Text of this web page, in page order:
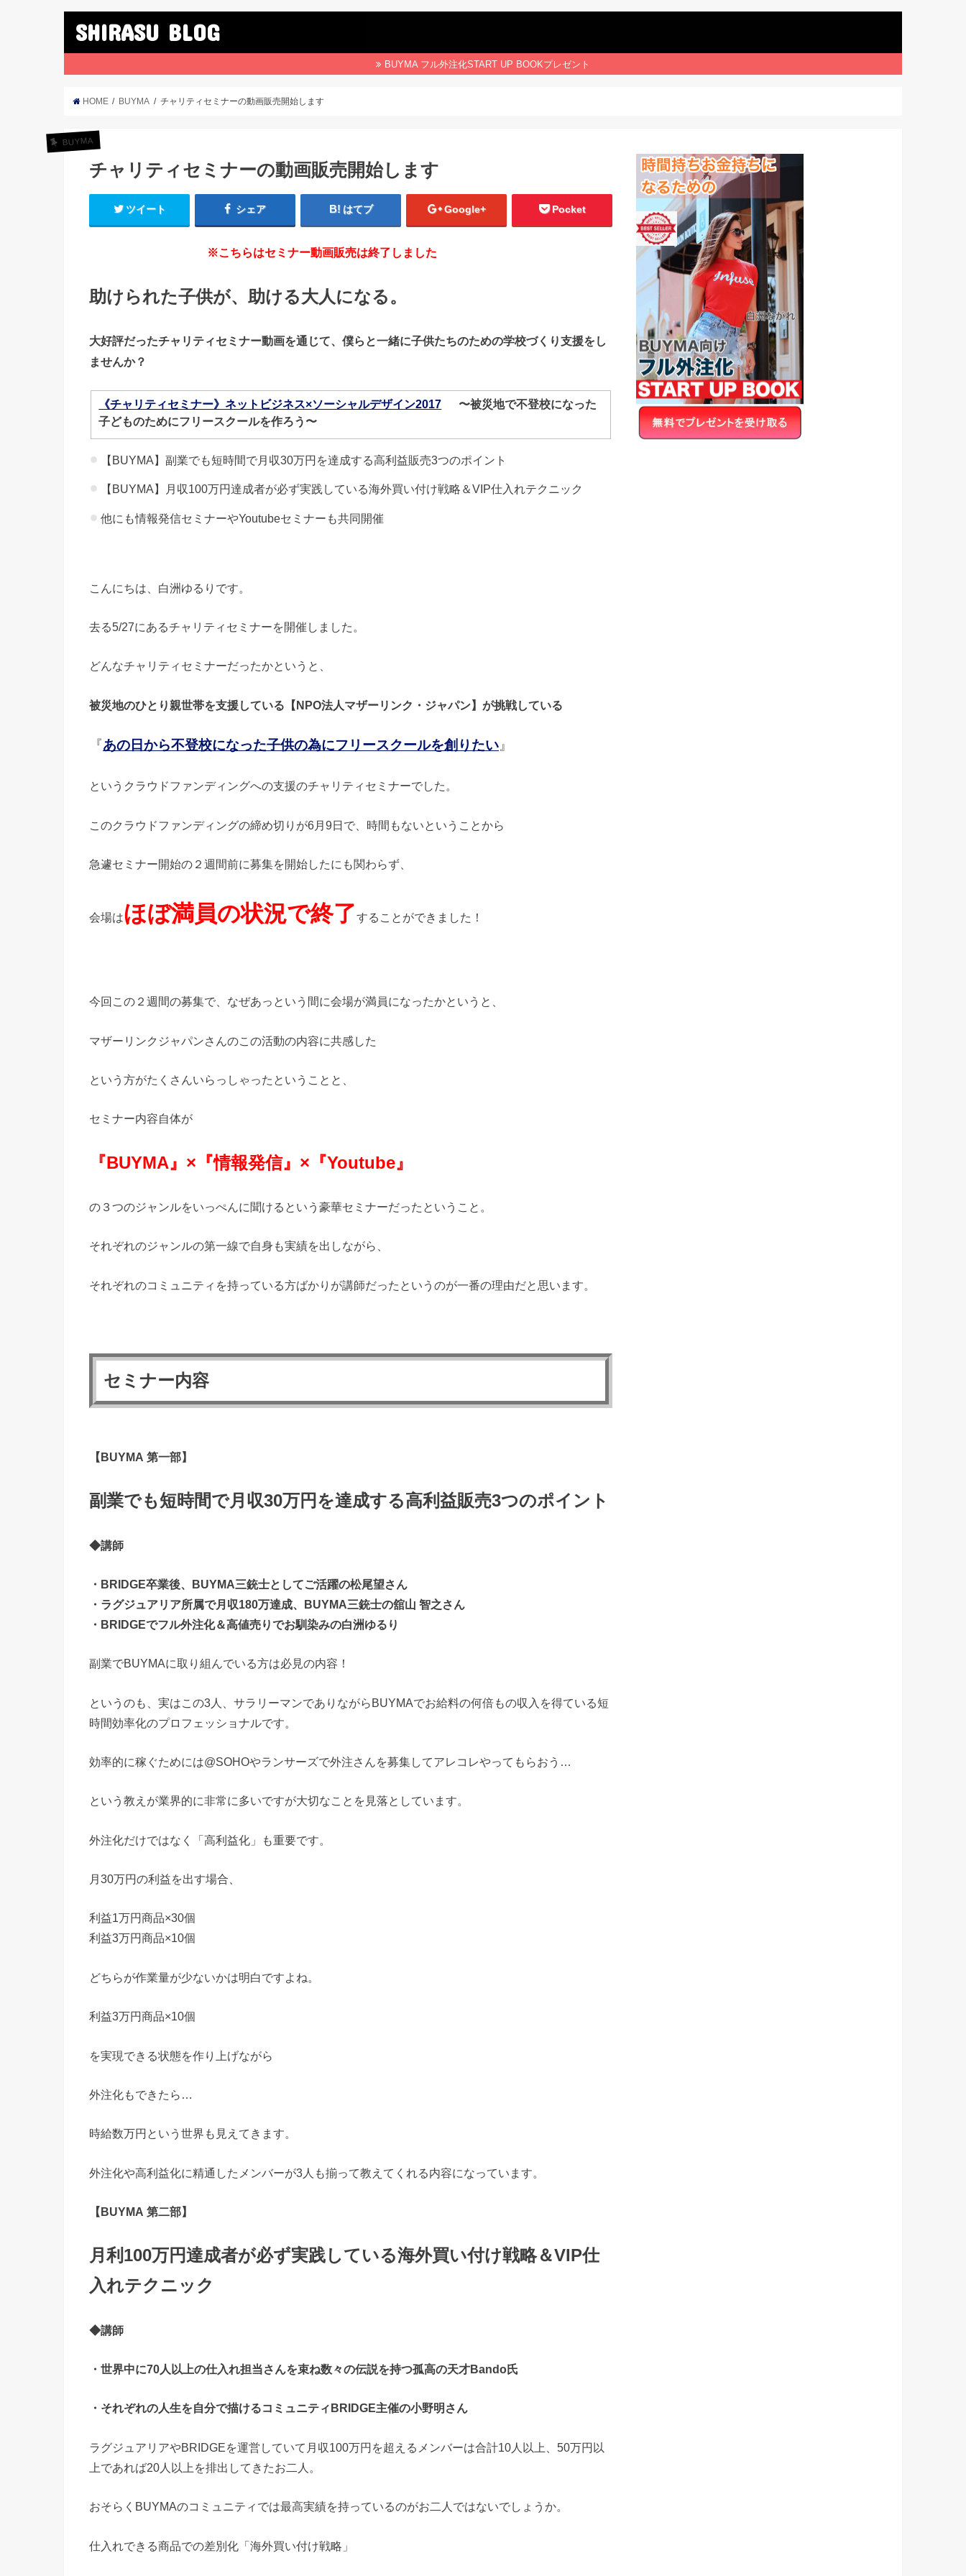
SHIRASU BLOG
BUYMA フル外注化START UP BOOKプレゼント
HOME BUYMA チャリティセミナーの動画販売開始します
BUYMA
チャリティセミナーの動画販売開始します
ツイート シェア はてブ Google+ Pocket
※こちらはセミナー動画販売は終了しました
助けられた子供が、助ける大人になる。
大好評だったチャリティセミナー動画を通じて、僕らと一緒に子供たちのための学校づくり支援をし
ませんか？
《チャリティセミナー》ネットビジネス×ソーシャルデザイン2017 〜被災地で不登校になった
子どものためにフリースクールを作ろう〜
【BUYMA】副業でも短時間で月収30万円を達成する高利益販売3つのポイント
【BUYMA】月収100万円達成者が必ず実践している海外買い付け戦略＆VIP仕入れテクニック
他にも情報発信セミナーやYoutubeセミナーも共同開催
こんにちは、白洲ゆるりです。
去る5/27にあるチャリティセミナーを開催しました。
どんなチャリティセミナーだったかというと、
被災地のひとり親世帯を支援している【NPO法人マザーリンク・ジャパン】が挑戦している
『あの日から不登校になった子供の為にフリースクールを創りたい 』
というクラウドファンディングへの支援のチャリティセミナーでした。
このクラウドファンディングの締め切りが6月9日で、時間もないということから
急遽セミナー開始の２週間前に募集を開始したにも関わらず、
会場はほぼ満員の状況で終了することができました！
今回この２週間の募集で、なぜあっという間に会場が満員になったかというと、
マザーリンクジャパンさんのこの活動の内容に共感した
という方がたくさんいらっしゃったということと、
セミナー内容自体が
『BUYMA』×『情報発信』×『Youtube』
の３つのジャンルをいっぺんに聞けるという豪華セミナーだったということ。
それぞれのジャンルの第一線で自身も実績を出しながら、
それぞれのコミュニティを持っている方ばかりが講師だったというのが一番の理由だと思います。
セミナー内容
【BUYMA 第一部】
副業でも短時間で月収30万円を達成する高利益販売3つのポイント
◆講師
・BRIDGE卒業後、BUYMA三銃士としてご活躍の松尾望さん
・ラグジュアリア所属で月収180万達成、BUYMA三銃士の舘山 智之さん
・BRIDGEでフル外注化＆高値売りでお馴染みの白洲ゆるり
副業でBUYMAに取り組んでいる方は必見の内容！
というのも、実はこの3人、サラリーマンでありながらBUYMAでお給料の何倍もの収入を得ている短
時間効率化のプロフェッショナルです。
効率的に稼ぐためには@SOHOやランサーズで外注さんを募集してアレコレやってもらおう…
という教えが業界的に非常に多いですが大切なことを見落としています。
外注化だけではなく「高利益化」も重要です。
月30万円の利益を出す場合、
利益1万円商品×30個
利益3万円商品×10個
どちらが作業量が少ないかは明白ですよね。
利益3万円商品×10個
を実現できる状態を作り上げながら
外注化もできたら…
時給数万円という世界も見えてきます。
外注化や高利益化に精通したメンバーが3人も揃って教えてくれる内容になっています。
【BUYMA 第二部】
月利100万円達成者が必ず実践している海外買い付け戦略＆VIP仕
入れテクニック
◆講師
・世界中に70人以上の仕入れ担当さんを束ね数々の伝説を持つ孤高の天才Bando氏
・それぞれの人生を自分で描けるコミュニティBRIDGE主催の小野明さん
ラグジュアリアやBRIDGEを運営していて月収100万円を超えるメンバーは合計10人以上、50万円以
上であれば20人以上を排出してきたお二人。
おそらくBUYMAのコミュニティでは最高実績を持っているのがお二人ではないでしょうか。
仕入れできる商品での差別化「海外買い付け戦略」